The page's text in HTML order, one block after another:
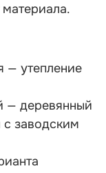
— утепление
— деревянный
с заводским